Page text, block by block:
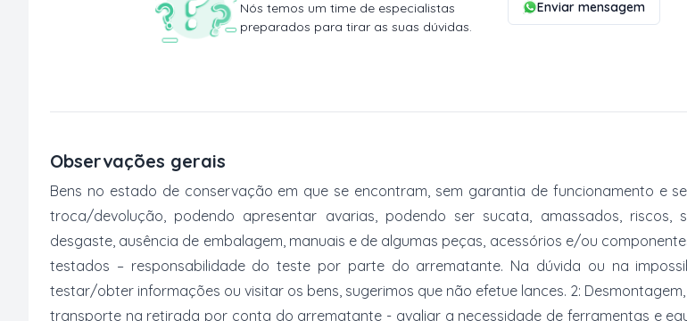
Nós temos um time de especialistas
preparados para tirar as suas dúvidas.
Enviar mensagem
Observações gerais
Bens no estado de conservação em que se encontram, sem garantia de funcionamento e
troca/devolução, podendo apresentar avarias, podendo ser sucata, amassados, riscos,
desgaste, ausência de embalagem, manuais e de algumas peças, acessórios e/ou
testados – responsabilidade do teste por parte do arrematante. Na dúvida ou na
testar/obter informações ou visitar os bens, sugerimos que não efetue lances. 2:
transporte na retirada por conta do arrematante - avaliar a necessidade de ferramentas e